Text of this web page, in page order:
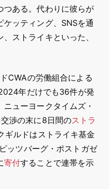
つある。代わりに彼らが
ッティング、SNSを通
ストライキといった、
CWAの労働組合による
年だけでも36件が発
ューヨークタイムズ・
渉の末に8日間のストラ
ギルドはストライキ基金
ッツバーグ・ポストガゼ
寄付することで連帯を示